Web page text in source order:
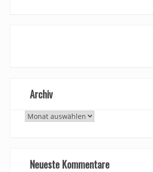
Archiv
Archiv
Neueste Kommentare